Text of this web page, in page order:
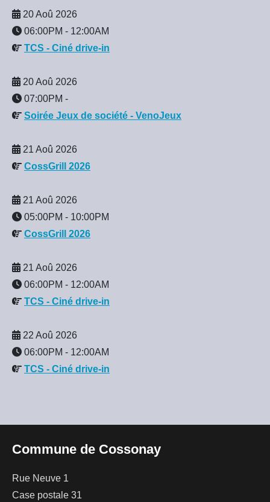
20 Aoû 2026
06:00PM - 12:00AM
TCS - Ciné drive-in
20 Aoû 2026
07:00PM -
Soirée Jeux de société - VenoJeux
21 Aoû 2026
CossGrill 2026
21 Aoû 2026
05:00PM - 10:00PM
CossGrill 2026
21 Aoû 2026
06:00PM - 12:00AM
TCS - Ciné drive-in
22 Aoû 2026
06:00PM - 12:00AM
TCS - Ciné drive-in
Commune de Cossonay
Rue Neuve 1
Case postale 31